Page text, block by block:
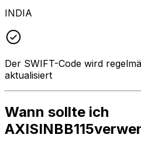
INDIA
Der SWIFT-Code wird
aktualisiert
Wann sollte ich